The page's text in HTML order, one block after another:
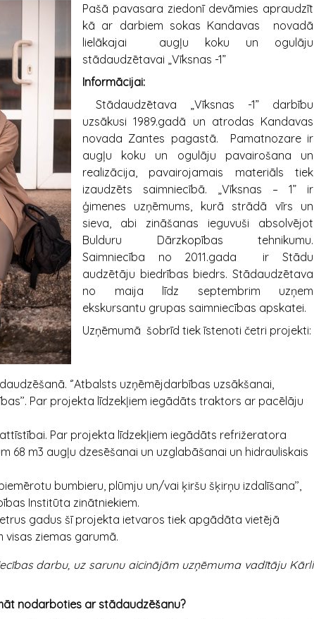
Pašā pavasara ziedonī devāmies apraudzīt
kā ar darbiem sokas Kandavas novadā
lielākajai augļu koku un ogulāju
stādaudzētavai „Vīksnas -1”
Informācijai:
Stādaudzētava „Vīksnas -1” darbību
uzsākusi 1989.gadā un atrodas Kandavas
novada Zantes pagastā. Pamatnozare ir
augļu koku un ogulāju pavairošana un
realizācija, pavairojamais materiāls tiek
izaudzēts saimniecībā. „Vīksnas – 1” ir
ģimenes uzņēmums, kurā strādā vīrs un
sieva, abi zināšanas ieguvuši absolvējot
Bulduru Dārzkopības tehnikumu.
Saimniecība no 2011.gada ir Stādu
audzētāju biedrības biedrs. Stādaudzētava
no maija līdz septembrim uzņem
ekskursantu grupas saimniecības apskatei.
Uzņēmumā šobrīd tiek īstenoti četri projekti:
‘’Atbalsts uzņēmējdarbības uzsākšanai,
Par projekta līdzekļiem iegādāts traktors ar pacēlāju
Par projekta līdzekļiem iegādāts refrižeratora
68 m3 augļu dzesēšanai un uzglabāšanai un hidrauliskais
bumbieru, plūmju un/vai ķiršu šķirņu izdalīšana’’,
Institūta zinātniekiem.
četrus gadus šī projekta ietvaros tiek apgādāta vietējā
ziemas garumā.
darbu, uz sarunu aicinājām uzņēmuma vadītāju Kārli
nodarboties ar stādaudzēšanu?